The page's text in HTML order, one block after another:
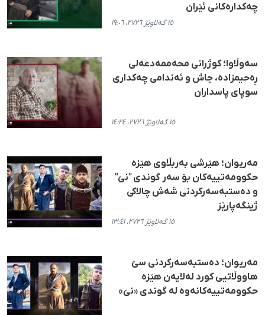
چەکدارەکانی ئێران
١٥ گەلاوێژ ٢٧٢٦، ١٩:٠٦
سەوڵاوا؛ کوژرانی محەممەدعەلی
ڕەحیمزادە، جاش و ئەندامی چەکداری
سوپای پاسداران
١٥ گەلاوێژ ٢٧٢٦، ١٤:٢٤
مەریوان؛ هێرشی بەربڵاوی هێزە
حکوومەتییەکان بۆ سەر گوندی "نێ"
و دەستبەسەرکردنی شەش چالاکی
ژینگەپارێز
١٥ گەلاوێژ ٢٧٢٦، ١٣:٤١
مەریوان؛ دەستبەسەرکردنی سێ
هاووڵاتیی کورد لەلایەن هێزە
حکوومەتییەکانەوە لە گوندی «نێ»